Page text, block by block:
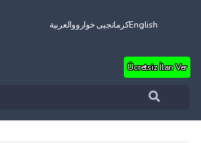
العربيةکرمانجیی خوارووEnglish
Ücretsiz İlan Ver